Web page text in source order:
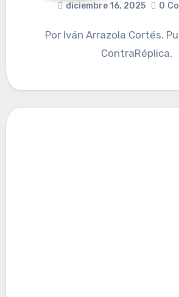
diciembre 16, 2025
0
Por Iván Arrazola Cortés. Publicado en
ContraRéplica.